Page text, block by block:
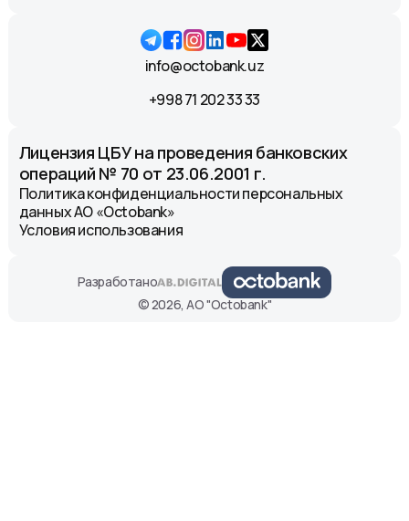
info@octobank.uz
+998 71 202 33 33
Лицензия ЦБУ на проведения банковских
операций № 70 от 23.06.2001 г.
Политика конфиденциальности персональных
данных АО «Octobank»
Условия использования
Разработано
© 2026, АО "Octobank"